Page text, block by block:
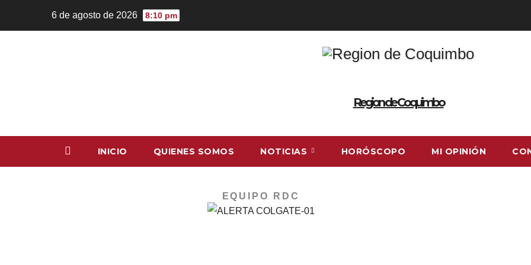
6 de agosto de 2026 8:10 pm
Region de Coquimbo
INICIO QUIENES SOMOS NOTICIAS HORÓSCOPO MI OPINIÓN
EQUIPO RDC